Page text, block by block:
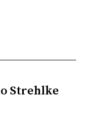
Strehlke